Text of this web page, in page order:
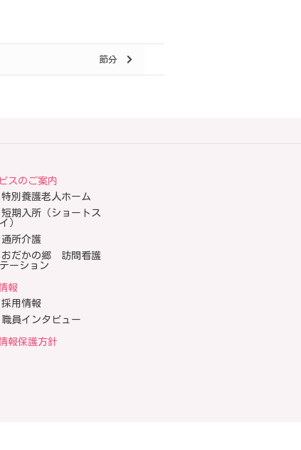
節分
スのご案内
特別養護老人ホーム
短期入所（ショートス
）
通所介護
おだかの郷 訪問看護
ーション
報
採用情報
職員インタビュー
報保護方針